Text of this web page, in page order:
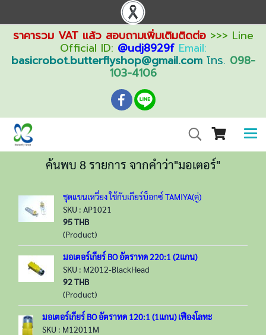
ราคารวม VAT แล้ว สอบถามเพิ่มเติมติดต่อ>>> Line
Official ID: @udj8929f Email:
basicrobot.butterflyshop@gmail.comโทร. 098-
103-4106
ค้นพบ 8 รายการ จากคำว่า"มอเตอร์"
ชุดแขนเหวี่ยง ใช้กับเกียร์บ็อกซ์ TAMIYA(คู่)
SKU : AP1021
95 THB
(Product)
มอเตอร์เกียร์ BO อัตราทด 220:1 (2แกน)
SKU : M2012-BlackHead
92 THB
(Product)
มอเตอร์เกียร์ BO อัตราทด 120:1 (1แกน) เฟืองโลหะ
SKU : M12011M